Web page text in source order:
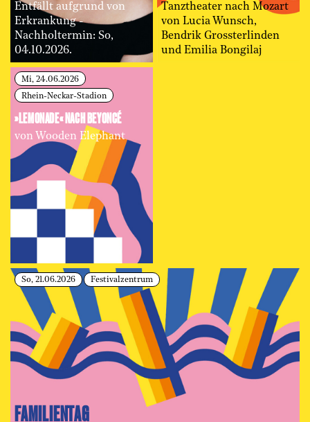
Entfällt aufgrund von
Erkrankung -
Nachholtermin: So,
04.10.2026.
Tanztheater nach Mozart
von Lucia Wunsch,
Bendrik Grossterlinden
und Emilia Bongilaj
Mi, 24.06.2026
Rhein-Neckar-Stadion
»LEMONADE« NACH BEYONCÉ
von Wooden Elephant
So, 21.06.2026 Festivalzentrum
FAMILIENTAG